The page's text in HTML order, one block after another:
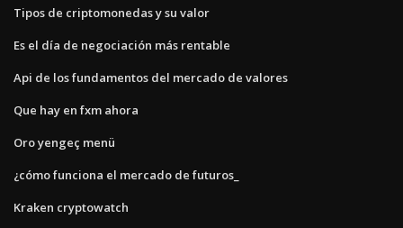
Tipos de criptomonedas y su valor
Es el día de negociación más rentable
Api de los fundamentos del mercado de valores
Que hay en fxm ahora
Oro yengeç menü
¿cómo funciona el mercado de futuros_
Kraken cryptowatch